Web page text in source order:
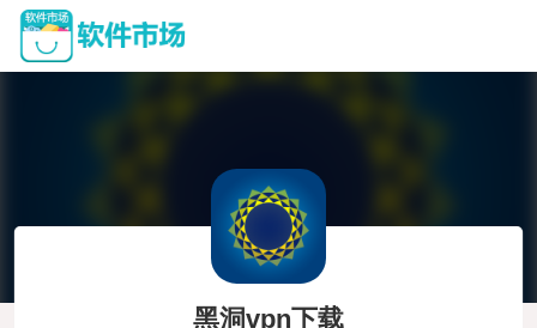
黑洞vpn下载